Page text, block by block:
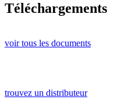
Téléchargements
voir tous les documents
trouvez un distributeur